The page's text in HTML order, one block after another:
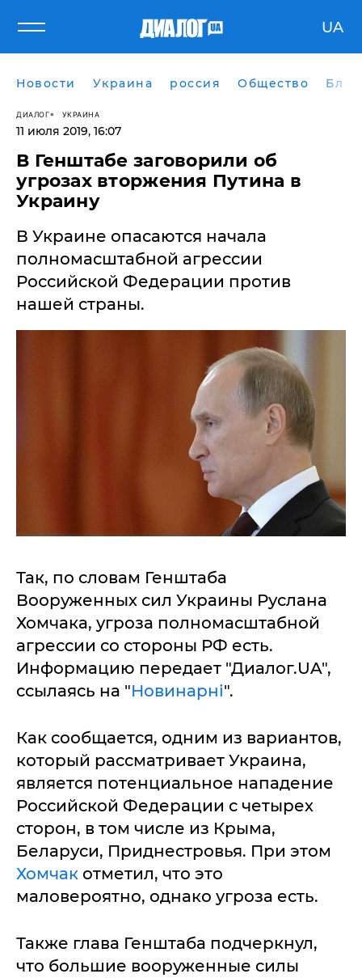
UA
Новости Украина россия Общество
ДИАЛОГ УКРАИНА
11 июля 2019, 16:07
В Генштабе заговорили об
угрозах вторжения Путина в
Украину
​В Украине опасаются начала
полномасштабной агрессии
Российской Федерации против
нашей страны.
Так, по словам Генштаба
Вооруженных сил Украины Руслана
Хомчака, угроза полномасштабной
агрессии со стороны РФ есть.
Информацию передает "Диалог.UA",
ссылаясь на "Новинарні".
Как сообщается, одним из вариантов,
который рассматривает Украина,
является потенциальное нападение
Российской Федерации с четырех
сторон, в том числе из Крыма,
Беларуси, Приднестровья. При этом
Хомчак отметил, что это
маловероятно, однако угроза есть.
Также глава Генштаба подчеркнул,
что большие вооруженные силы